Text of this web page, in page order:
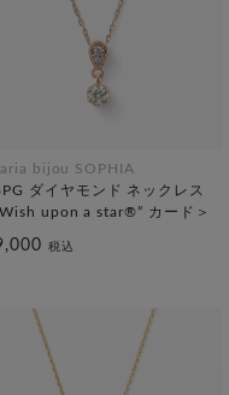
bijou SOPHIA
ダイヤモンド ネックレス
upon a star®” カード＞
税込